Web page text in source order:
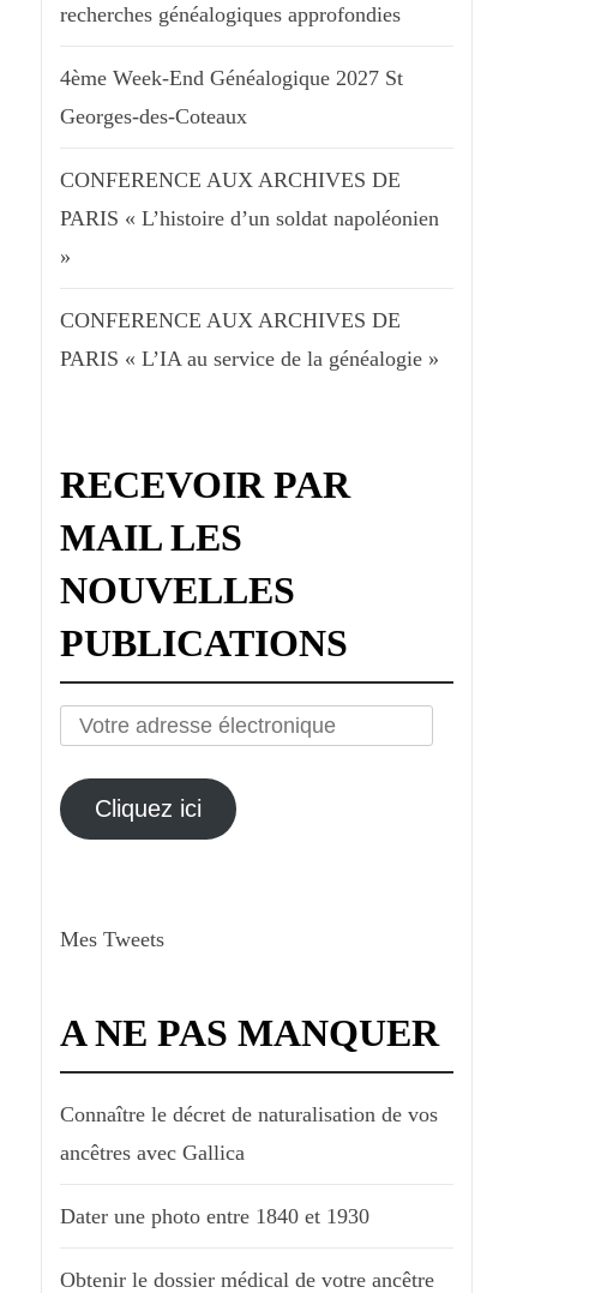
recherches généalogiques approfondies
4ème Week-End Généalogique 2027 St
Georges-des-Coteaux
CONFERENCE AUX ARCHIVES DE
PARIS « L’histoire d’un soldat napoléonien
»
CONFERENCE AUX ARCHIVES DE
PARIS « L’IA au service de la généalogie »
RECEVOIR PAR
MAIL LES
NOUVELLES
PUBLICATIONS
Votre
électronique
Cliquez ici
Mes Tweets
A NE PAS MANQUER
Connaître le décret de naturalisation de vos
ancêtres avec Gallica
Dater une photo entre 1840 et 1930
Obtenir le dossier médical de votre ancêtre